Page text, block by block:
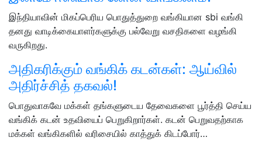
இந்தியாவின் மிகப்பெரிய பொதுத்துறை வங்கியான sbi வங்கி
தனது வாடிக்கையாளர்களுக்கு பல்வேறு வசதிகளை வழங்கி
வருகிறது.
அதிகரிக்கும் வங்கிக் கடன்கள்: ஆய்வில்
அதிர்ச்சித் தகவல்!
பொதுவாகவே மக்கள் தங்களுடைய தேவைகளை பூர்த்தி செய்ய
வங்கிக் கடன் உதவியைப் பெறுகிறார்கள். கடன் பெறுவதற்காக
மக்கள் வங்கிகளில் வரிசையில் காத்துக் கிடப்போர்…